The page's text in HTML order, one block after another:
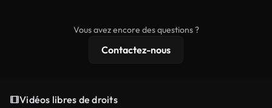
résolution 4K et des protections de licence
Vous avez encore des questions ?
Contactez-nous
Vidéos libres de droits